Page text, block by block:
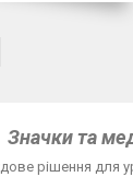
Значки та
рішення для